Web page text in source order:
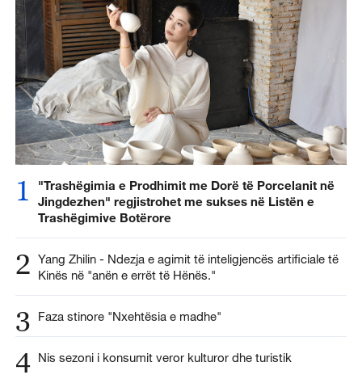
1
"Trashëgimia e Prodhimit me Dorë të Porcelanit në
Jingdezhen" regjistrohet me sukses në Listën e
Trashëgimive Botërore
2 Yang Zhilin - Ndezja e agimit të inteligjencës artificiale të
Kinës në "anën e errët të Hënës."
3 Faza stinore "Nxehtësia e madhe"
4 Nis sezoni i konsumit veror kulturor dhe turistik